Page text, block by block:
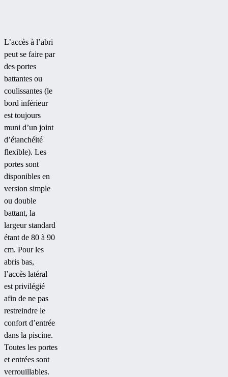
L’accès à l’abri
peut se faire par
des portes
battantes ou
coulissantes (le
bord inférieur
est toujours
muni d’un joint
d’étanchéité
flexible). Les
portes sont
disponibles en
version simple
ou double
battant, la
largeur standard
étant de 80 à 90
cm. Pour les
abris bas,
l’accès latéral
est privilégié
afin de ne pas
restreindre le
confort d’entrée
dans la piscine.
Toutes les portes
et entrées sont
verrouillables.